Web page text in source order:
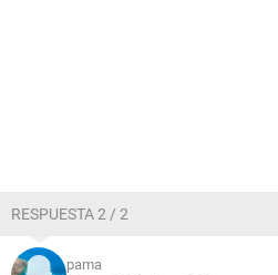
RESPUESTA 2 / 2
pama